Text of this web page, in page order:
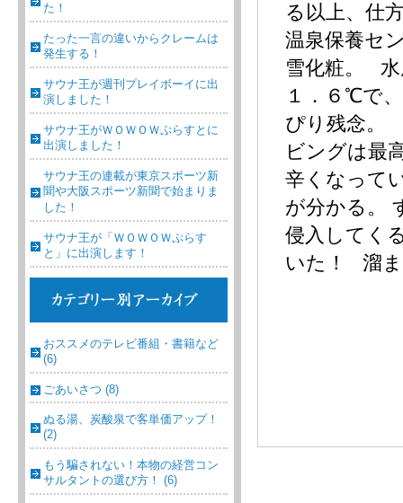
た！
たった一言の違いからクレームは
発生する！
サウナ王が週刊プレイボーイに出
演しました！
サウナ王がＷＯＷＯＷぷらすとに
出演しました！
サウナ王の連載が東京スポーツ新
聞や大阪スポーツ新聞で始まりま
した！
サウナ王が「ＷＯＷＯＷぷらす
と」に出演します！
おススメのテレビ番組・書籍など
(6)
ごあいさつ (8)
ぬる湯、炭酸泉で客単価アップ！
(2)
もう騙されない！本物の経営コン
サルタントの選び方！ (6)
る以上、仕
温泉保養セ
雪化粧。 水
１．６℃で
ぴり残念。
ビングは最
辛くなって
が分かる。
侵入してく
いた！ 溜ま